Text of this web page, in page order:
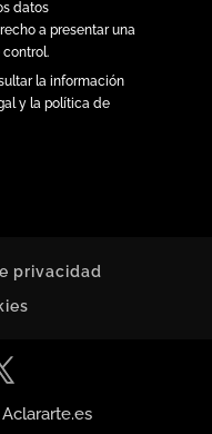
datos
a presentar una
la información
y la política de
privacidad